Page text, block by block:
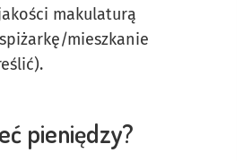
makulaturą
mieszkanie
pieniędzy?